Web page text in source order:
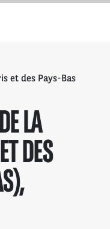
et des Pays-Bas
LA
DES